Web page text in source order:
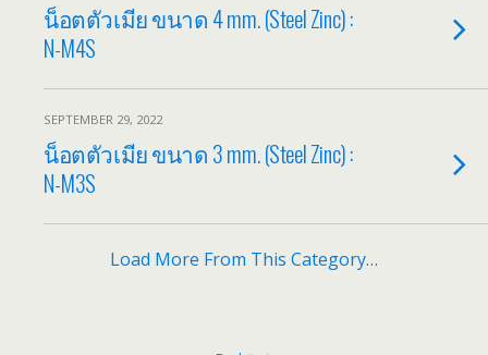
น็อตตัวเมีย ขนาด 4 mm. (Steel Zinc) :
N-M4S
SEPTEMBER 29, 2022
น็อตตัวเมีย ขนาด 3 mm. (Steel Zinc) :
N-M3S
Load More From This Category…